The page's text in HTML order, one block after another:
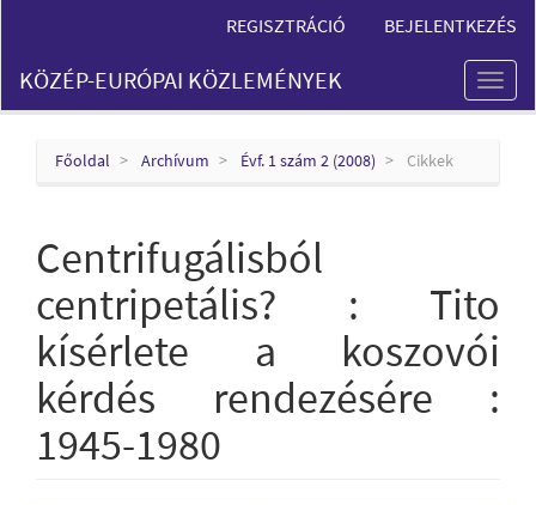
Content
Sidebar
REGISZTRÁCIÓ BEJELENTKEZÉS
Toggle
KÖZÉP-EURÓPAI KÖZLEMÉNYEK
Főoldal Archívum Évf. 1 szám 2 (2008) Cikkek
Centrifugálisból
centripetális? : Tito
kísérlete a koszovói
kérdés rendezésére :
1945-1980